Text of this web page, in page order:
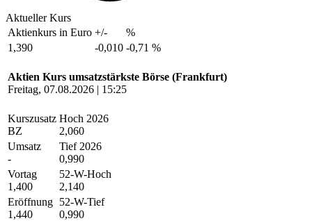
Aktueller Kurs
Aktienkurs in Euro +/-
%
1,390
-0,010 -0,71 %
Aktien Kurs umsatzstärkste Börse (Frankfurt)
Freitag, 07.08.2026 | 15:25
Kurszusatz
BZ
Hoch 2026
2,060
Umsatz
-
Tief 2026
0,990
Vortag
1,400
52-W-Hoch
2,140
Eröffnung
1,440
52-W-Tief
0,990